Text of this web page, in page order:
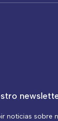
noticias sobre